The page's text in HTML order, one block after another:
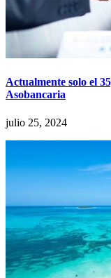
Actualmente solo el
Asobancaria
julio 25, 2024